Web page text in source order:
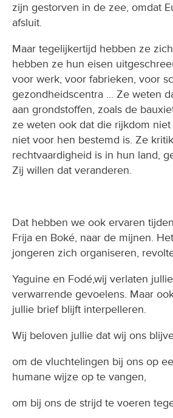
zijn gestorven in de zee, omdat
afsluit.
Maar tegelijkertijd hebben ze
hebben ze hun eisen
voor werk, voor fabrieken, voor
gezondheidscentra ... Ze weten
aan grondstoffen, zoals de
ze weten ook dat die rijkdom
niet voor hen bestemd is. Ze
rechtvaardigheid is in hun land,
Zij willen dat veranderen. ​
Dat hebben we ook ervaren
Frija en Boké, naar de mijnen.
jongeren zich organiseren,
Yaguine en Fodé,wij verlaten
verwarrende gevoelens. Maar
jullie brief blijft interpelleren.
Wij beloven jullie dat wij ons
om de vluchtelingen bij ons op
humane wijze op te vangen,
om bij ons de strijd te voeren